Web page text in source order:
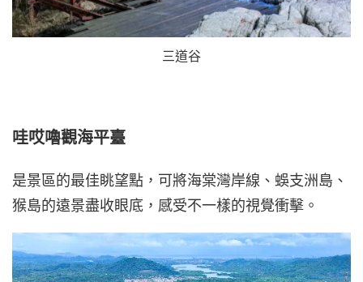
三道谷
哇哎嚕觀海平臺
是景區的最佳眺望點，可將海棠灣岸線、蜈支洲島、
猴島的遠景盡收眼底，感受不一樣的視覺衝擊。